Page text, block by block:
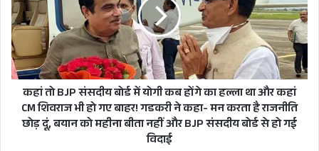
शहीद जवान का पार्थिव शरीर हल्द्वानी उनके घर लाया
गया, जहां पूरे सैनिक सम्मान के साथ उनका अंतिम संस्कार
कर दिया गया।
चुके
कार्मिक
नेताओं
की
चेतावनी,
जल्द
स्वास्थ्य
मंत्री
बोर्ड
में
योगी
कब
होंगे
हल्ला
कहां तो BJP संसदीय बोर्ड में योगी कब होंगे का हल्ला था और कहां
CM शिवराज भी हो गए बाहर! गडकरी ने कहा- मन करता है राजनीति
छोड़ दूं, बयान को महीना बीता नहीं और BJP संसदीय बोर्ड से हो गई
विदाई